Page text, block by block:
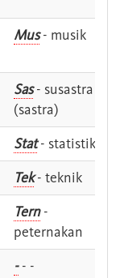
Mus- musik
Sas- susastra -
(sastra)
Stat- statistik
Tek- teknik
Tern-
peternakan
-- -